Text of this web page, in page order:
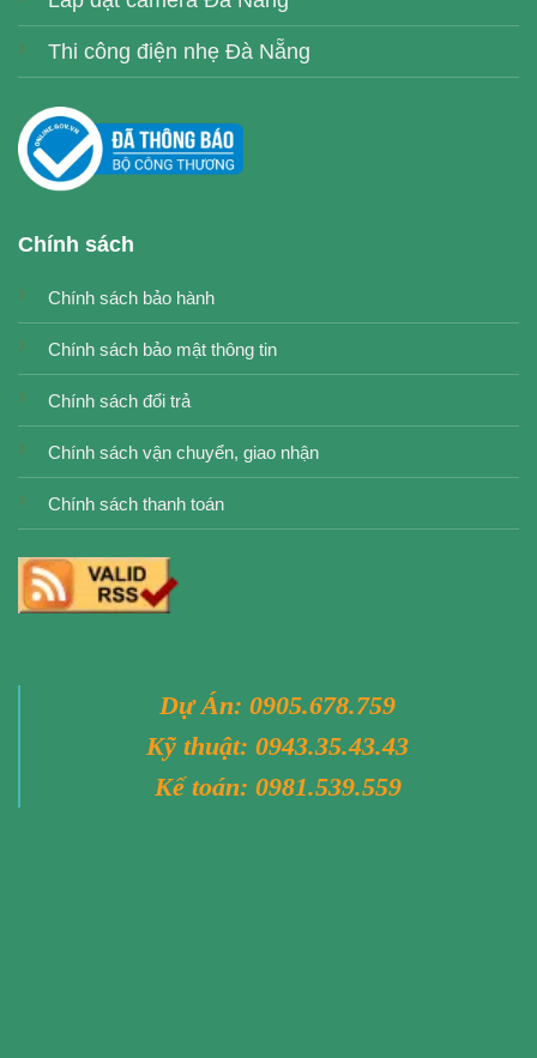
Thi công điện nhẹ Đà Nẵng
Chính sách
Chính sách bảo hành
Chính sách bảo mật thông tin
Chính sách đổi trả
Chính sách vận chuyển, giao nhận
Chính sách thanh toán
Dự Án: 0905.678.759
Kỹ thuật: 0943.35.43.43
Kế toán: 0981.539.559